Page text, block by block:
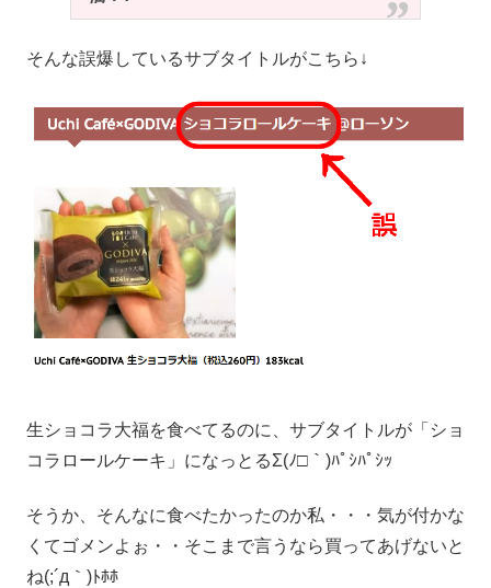
そんな誤爆しているサブタイトルがこちら↓
生ショコラ大福を食べてるのに、サブタイトルが「ショ
コラロールケーキ」になっとるΣ(ﾉ□｀)ﾊﾟｼﾊﾟｼｯ
そうか、そんなに食べたかったのか私・・・気が付かな
くてゴメンよぉ・・そこまで言うなら買ってあげないと
ね(;´д｀)ﾄﾎﾎ